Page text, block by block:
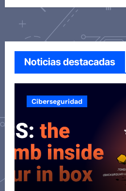
Noticias destacadas
Ciberseguridad